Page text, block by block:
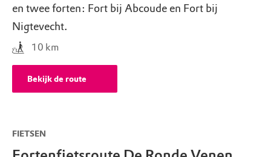
en twee forten: Fort bij Abcoude en Fort bij
Nigtevecht.
10 km
Bekijk de route
FIETSEN